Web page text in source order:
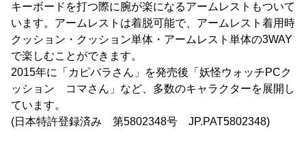
キーボードを打つ際に腕が楽になるアームレストもついて
います。アームレストは着脱可能で、アームレスト着用時
クッション・クッション単体・アームレスト単体の3WAY
で楽しむことができます。
2015年に「カピバラさん」を発売後「妖怪ウォッチPCク
ッション コマさん」など、多数のキャラクターを展開し
ています。
(日本特許登録済み 第5802348号 JP.PAT5802348)